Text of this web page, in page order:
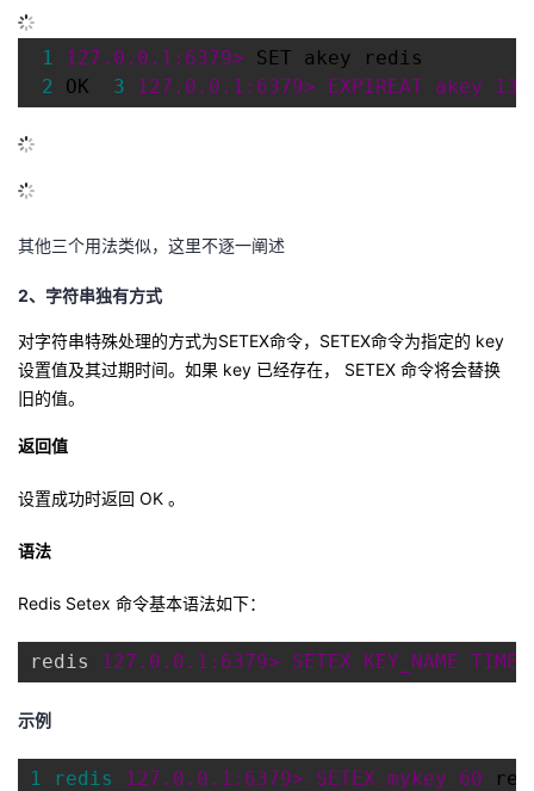
1 127.0. 0.1: 6379>
2 OK 3 127.0. 0.1: 6379> EXPIREAT akey
其他三个用法类似，这里不逐一阐述
2、字符串独有方式
对字符串特殊处理的方式为SETEX命令，SETEX命令为指定的 key
设置值及其过期时间。如果 key 已经存在， SETEX 命令将会替换
旧的值。
返回值
设置成功时返回 OK 。
语法
Redis Setex 命令基本语法如下：
redis 127.0. 0.1: 6379> SETEX KEY_NAME
示例
1 redis 127.0. 0.1: 6379> SETEX mykey 60